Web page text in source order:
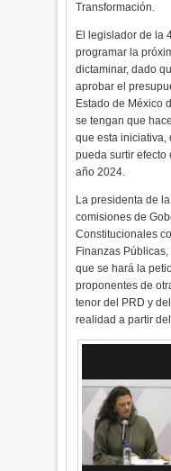
Transformación.
El legislador de la
programar la
dictaminar, dado
aprobar el
Estado de México
se tengan que
que esta iniciativa,
pueda surtir efecto
año 2024.
La presidenta de
comisiones de
Constitucionales
Finanzas
que se hará la
proponentes de
tenor del PRD y
realidad a partir